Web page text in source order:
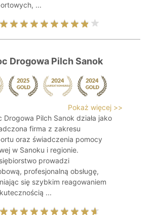
...
Drogowa Pilch Sanok
Pokaż więcej >>
Drogowa Pilch Sanok działa jako
firma z zakresu
oraz świadczenia pomocy
w Sanoku i regionie.
prowadzi
profesjonalną obsługę,
się szybkim reagowaniem
...